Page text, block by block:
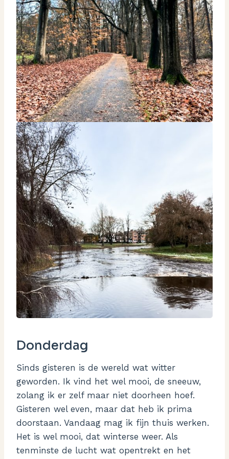
Donderdag
Sinds gisteren is de wereld wat witter
geworden. Ik vind het wel mooi, de sneeuw,
zolang ik er zelf maar niet doorheen hoef.
Gisteren wel even, maar dat heb ik prima
doorstaan. Vandaag mag ik fijn thuis werken.
Het is wel mooi, dat winterse weer. Als
tenminste de lucht wat opentrekt en het